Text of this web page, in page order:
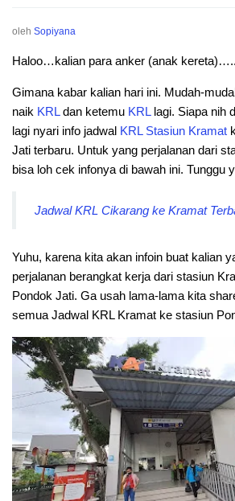
oleh Sopiyana
Haloo…kalian para anker (anak kereta)…..
Gimana kabar kalian hari ini. Mudah-
naik KRLdan ketemu KRLlagi. Siapa nih
lagi nyari info jadwal KRL Stasiun Kramat
Jati terbaru. Untuk yang perjalanan dari
bisa loh cek infonya di bawah ini. Tunggu
Jadwal KRL Cikarang ke Kramat
Yuhu, karena kita akan infoin buat kalian
perjalanan berangkat kerja dari stasiun
Pondok Jati. Ga usah lama-lama kita
semua Jadwal KRL Kramat ke stasiun